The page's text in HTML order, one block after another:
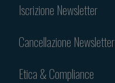
Iscrizione Newsletter
Cancellazione Newsletter
Etica & Compliance